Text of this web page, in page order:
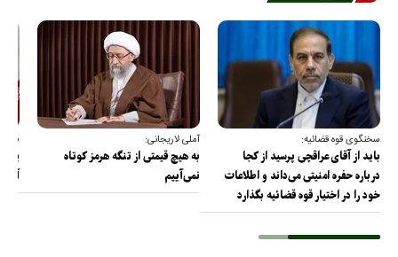
سخنگوی قوه قضائیه:
باید از آقای عراقچی پرسید از کجا
درباره حفره امنیتی می‌داند و اطلاعات
خود را در اختیار قوه قضائیه بگذارد
آملی لاریجانی:
به هیچ قیمتی از تنگه هرمز کوتاه
نمی‌آییم
پای
آن